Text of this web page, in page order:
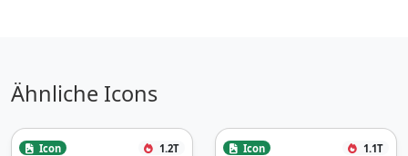
Ähnliche Icons
Icon 1.2T Icon 1.1T